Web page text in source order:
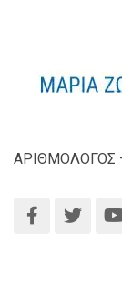
ΑΡΙΘΜΟΛΟΓΟΣ